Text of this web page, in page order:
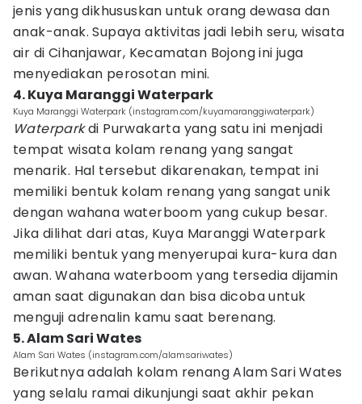
jenis yang dikhususkan untuk orang dewasa dan
anak-anak. Supaya aktivitas jadi lebih seru, wisata
air di Cihanjawar, Kecamatan Bojong ini juga
menyediakan perosotan mini.
4. Kuya Maranggi Waterpark
Kuya Maranggi Waterpark (instagram.com/kuyamaranggiwaterpark)
Waterparkdi Purwakarta yang satu ini menjadi
tempat wisata kolam renang yang sangat
menarik. Hal tersebut dikarenakan, tempat ini
memiliki bentuk kolam renang yang sangat unik
dengan wahana waterboom yang cukup besar.
Jika dilihat dari atas, Kuya Maranggi Waterpark
memiliki bentuk yang menyerupai kura-kura dan
awan. Wahana waterboom yang tersedia dijamin
aman saat digunakan dan bisa dicoba untuk
menguji adrenalin kamu saat berenang.
5. Alam Sari Wates
Alam Sari Wates (instagram.com/alamsariwates)
Berikutnya adalah kolam renang Alam Sari Wates
yang selalu ramai dikunjungi saat akhir pekan